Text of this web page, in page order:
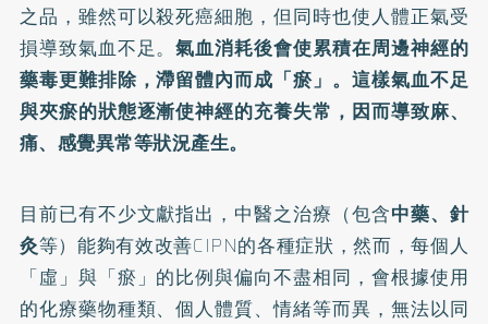
之品，雖然可以殺死癌細胞，但同時也使人體正氣受
損導致氣血不足。氣血消耗後會使累積在周邊神經的
藥毒更難排除，滯留體內而成「瘀」。這樣氣血不足
與夾瘀的狀態逐漸使神經的充養失常，因而導致麻、
痛、感覺異常等狀況產生。
目前已有不少文獻指出，中醫之治療（包含中藥、針
灸等）能夠有效改善CIPN的各種症狀，然而，每個人
「虛」與「瘀」的比例與偏向不盡相同，會根據使用
的化療藥物種類、個人體質、情緒等而異，無法以同